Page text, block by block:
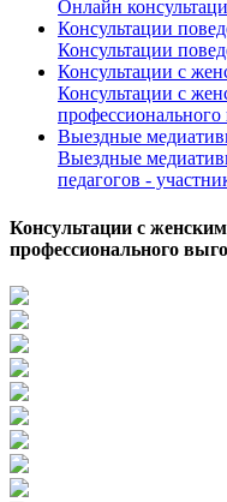
Онлайн
Консультации
Консультации
Консультации с
Консультации с
профессионального
Выездные
Выездные
педагогов -
Консультации с
профессионального